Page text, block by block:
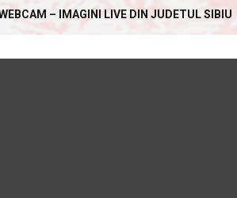
– IMAGINI LIVE DIN JUDETUL SIBIU